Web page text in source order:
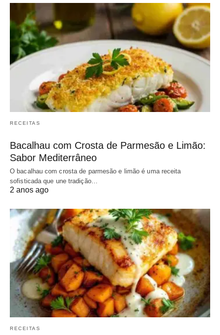
RECEITAS
Bacalhau com Crosta de Parmesão e Limão:
Sabor Mediterrâneo
O bacalhau com crosta de parmesão e limão é uma receita
sofisticada que une tradição…
2 anos ago
RECEITAS